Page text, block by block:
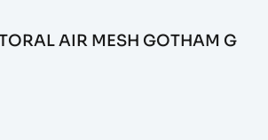
AIR MESH GOTHAM G